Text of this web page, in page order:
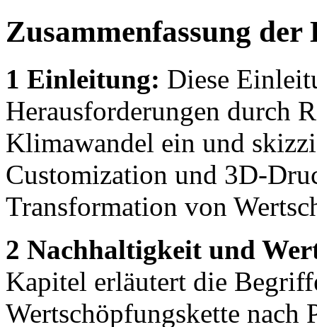
Zusammenfassung der
1 Einleitung: Diese
Herausforderungen durch
Klimawandel ein und
Customization und 3D-
Transformation von
2 Nachhaltigkeit und
Kapitel erläutert die
Wertschöpfungskette nach